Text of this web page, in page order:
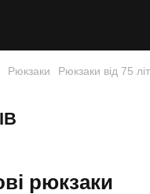
Рюкзаки Рюкзаки від 75
рюкзаки